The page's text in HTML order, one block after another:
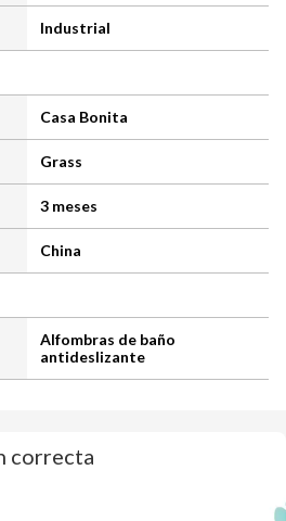
Industrial
Casa Bonita
Grass
3 meses
China
Alfombras de baño
antideslizante
correcta